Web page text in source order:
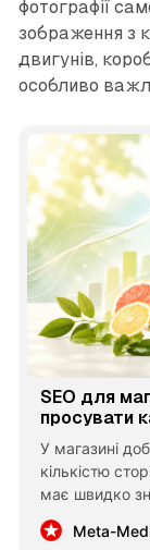
фотографії
зображення з
двигунів,
особливо
SEO для
просувати
У магазині
кількістю
має швидко
продукту та
обіцянок і
Meta-